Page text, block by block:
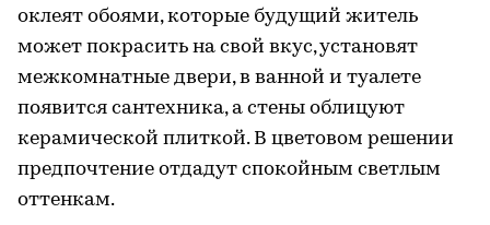
оклеят обоями, которые будущий житель
может покрасить на свой вкус, установят
межкомнатные двери, в ванной и туалете
появится сантехника, а стены облицуют
керамической плиткой. В цветовом решении
предпочтение отдадут спокойным светлым
оттенкам.